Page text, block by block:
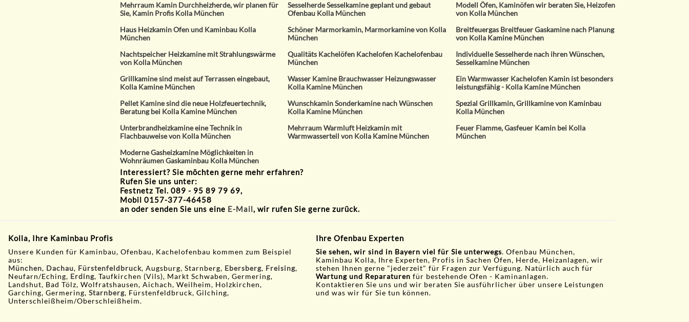
Mehrraum Kamin Durchheizherde, wir planen für
Sie, Kamin Profis Kolla München
Sesselherde Sesselkamine geplant und gebaut
Ofenbau Kolla München
Modell Öfen, Kaminöfen wir beraten Sie, Heizofen
von Kolla München
Haus Heizkamin Ofen und Kaminbau Kolla
München
Schöner Marmorkamin, Marmorkamine von Kolla
München
Breitfeuergas Breitfeuer Gaskamine nach Planung
von Kolla Kamine München
Nachtspeicher Heizkamine mit Strahlungswärme
von Kolla München
Qualitäts Kachelöfen Kachelofen Kachelofenbau
München
Individuelle Sesselherde nach ihren Wünschen,
Sesselkamine München
Grillkamine sind meist auf Terrassen eingebaut,
Kolla Kamine München
Wasser Kamine Brauchwasser Heizungswasser
Kolla Kamine München
Ein Warmwasser Kachelofen Kamin ist besonders
leistungsfähig - Kolla Kamine München
Pellet Kamine sind die neue Holzfeuertechnik,
Beratung bei Kolla Kamine München
Wunschkamin Sonderkamine nach Wünschen
Kolla Kamine München
Spezial Grillkamin, Grillkamine von Kaminbau
Kolla München
Unterbrandheizkamine eine Technik in
Flachbauweise von Kolla München
Mehrraum Warmluft Heizkamin mit
Warmwasserteil von Kolla Kamine München
Feuer Flamme, Gasfeuer Kamin bei Kolla
München
Moderne Gasheizkamine Möglichkeiten in
Wohnräumen Gaskaminbau Kolla München
Interessiert? Sie möchten gerne mehr erfahren?
Rufen Sie uns unter:
Festnetz Tel. 089 - 95 89 79 69,
Mobil 0157-377-46458
an oder senden Sie uns eine E-Mail, wir rufen Sie gerne zurück.
Kolla, Ihre Kaminbau Profis
Unsere Kunden für Kaminbau, Ofenbau, Kachelofenbau kommen zum Beispiel
aus:
München, Dachau, Fürstenfeldbruck, Augsburg, Starnberg, Ebersberg, Freising,
Neufarn/Eching, Erding, Taufkirchen (Vils), Markt Schwaben, Germering,
Landshut, Bad Tölz, Wolfratshausen, Aichach, Weilheim, Holzkirchen,
Garching, Germering,Starnberg, Fürstenfeldbruck, Gilching,
Unterschleißheim/Oberschleißheim.
Ihre Ofenbau Experten
Sie sehen, wir sind in Bayern viel für Sie unterwegs. Ofenbau München,
Kaminbau Kolla, Ihre Experten, Profis in Sachen Öfen, Herde, Heizanlagen, wir
stehen Ihnen gerne "jederzeit" für Fragen zur Verfügung. Natürlich auch für
Wartung und Reparaturen für bestehende Ofen - Kaminanlagen.
Kontaktieren Sie uns und wir beraten Sie ausführlicher über unsere Leistungen
und was wir für Sie tun können.